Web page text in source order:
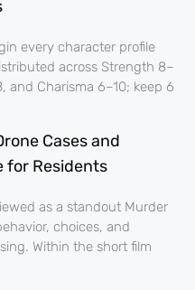
every character profile
across Strength 8–
and Charisma 6–10; keep 6
Cases and
for Residents
as a standout Murder
choices, and
Within the short film